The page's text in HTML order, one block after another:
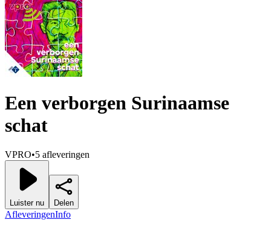
Een verborgen Surinaamse
schat
VPRO•5 afleveringen
Luister nu Delen
AfleveringenInfo